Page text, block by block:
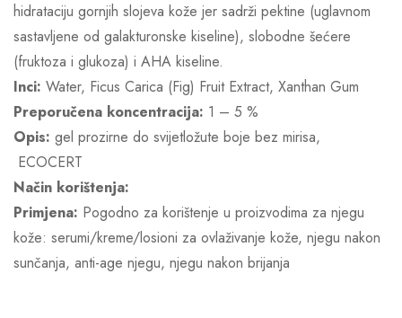
hidrataciju gornjih slojeva kože jer sadrži pektine (uglavnom
sastavljene od galakturonske kiseline), slobodne šećere
(fruktoza i glukoza) i AHA kiseline.
Inci: Water, Ficus Carica (Fig) Fruit Extract, Xanthan Gum
Preporučena koncentracija: 1 – 5 %
Opis: gel prozirne do svijetložute boje bez mirisa,
ECOCERT
Način korištenja:
Primjena: Pogodno za korištenje u proizvodima za njegu
kože: serumi/kreme/losioni za ovlaživanje kože, njegu nakon
sunčanja, anti-age njegu, njegu nakon brijanja